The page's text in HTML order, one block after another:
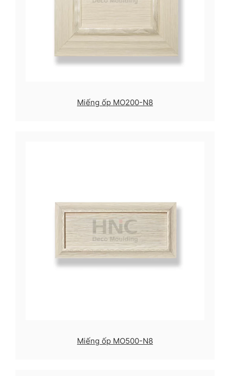
Miếng ốp MO200-N8
Miếng ốp MO500-N8